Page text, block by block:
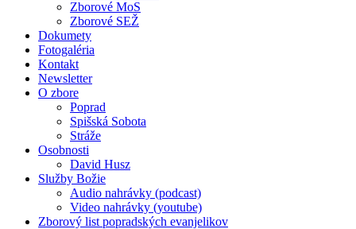
Zborové MoS
Zborové SEŽ
Dokumety
Fotogaléria
Kontakt
Newsletter
O zbore
Poprad
Spišská Sobota
Stráže
Osobnosti
David Husz
Služby Božie
Audio nahrávky (podcast)
Video nahrávky (youtube)
Zborový list popradských evanjelikov